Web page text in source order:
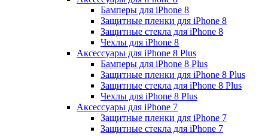
Бамперы для iPhone 8
Защитные пленки для iPhone 8
Защитные стекла для iPhone 8
Чехлы для iPhone 8
Аксессуары для iPhone 8 Plus
Бамперы для iPhone 8 Plus
Защитные пленки для iPhone 8 Plus
Защитные стекла для iPhone 8 Plus
Чехлы для iPhone 8 Plus
Аксессуары для iPhone 7
Защитные пленки для iPhone 7
Защитные стекла для iPhone 7